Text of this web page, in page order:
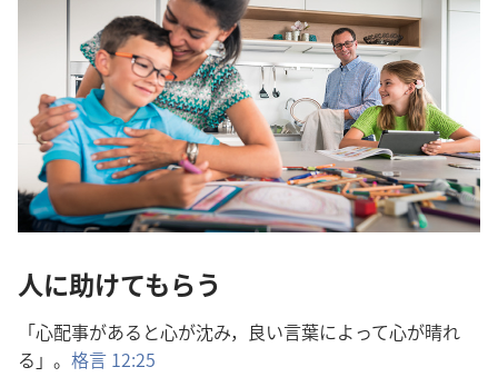
人に助けてもらう
「心配事があると心が沈み，良い言葉によって心が晴れ
る」。 格言 12:25